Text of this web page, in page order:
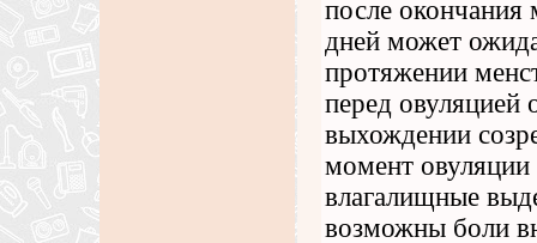
после окончания
дней может
протяжении
перед овуляцией
выхождении
момент овуляции
влагалищные
возможны боли